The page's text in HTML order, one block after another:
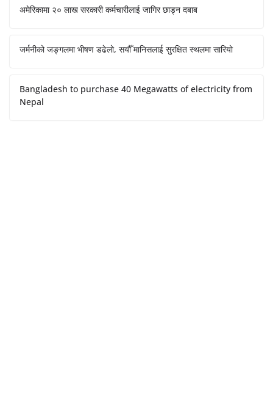
अमेरिकामा २० लाख सरकारी कर्मचारीलाई जागिर छाड्न दबाब
जर्मनीको जङ्गलमा भीषण डढेलो, सयौँ मानिसलाई सुरक्षित स्थलमा सारियो
Bangladesh to purchase 40 Megawatts of electricity from
Nepal